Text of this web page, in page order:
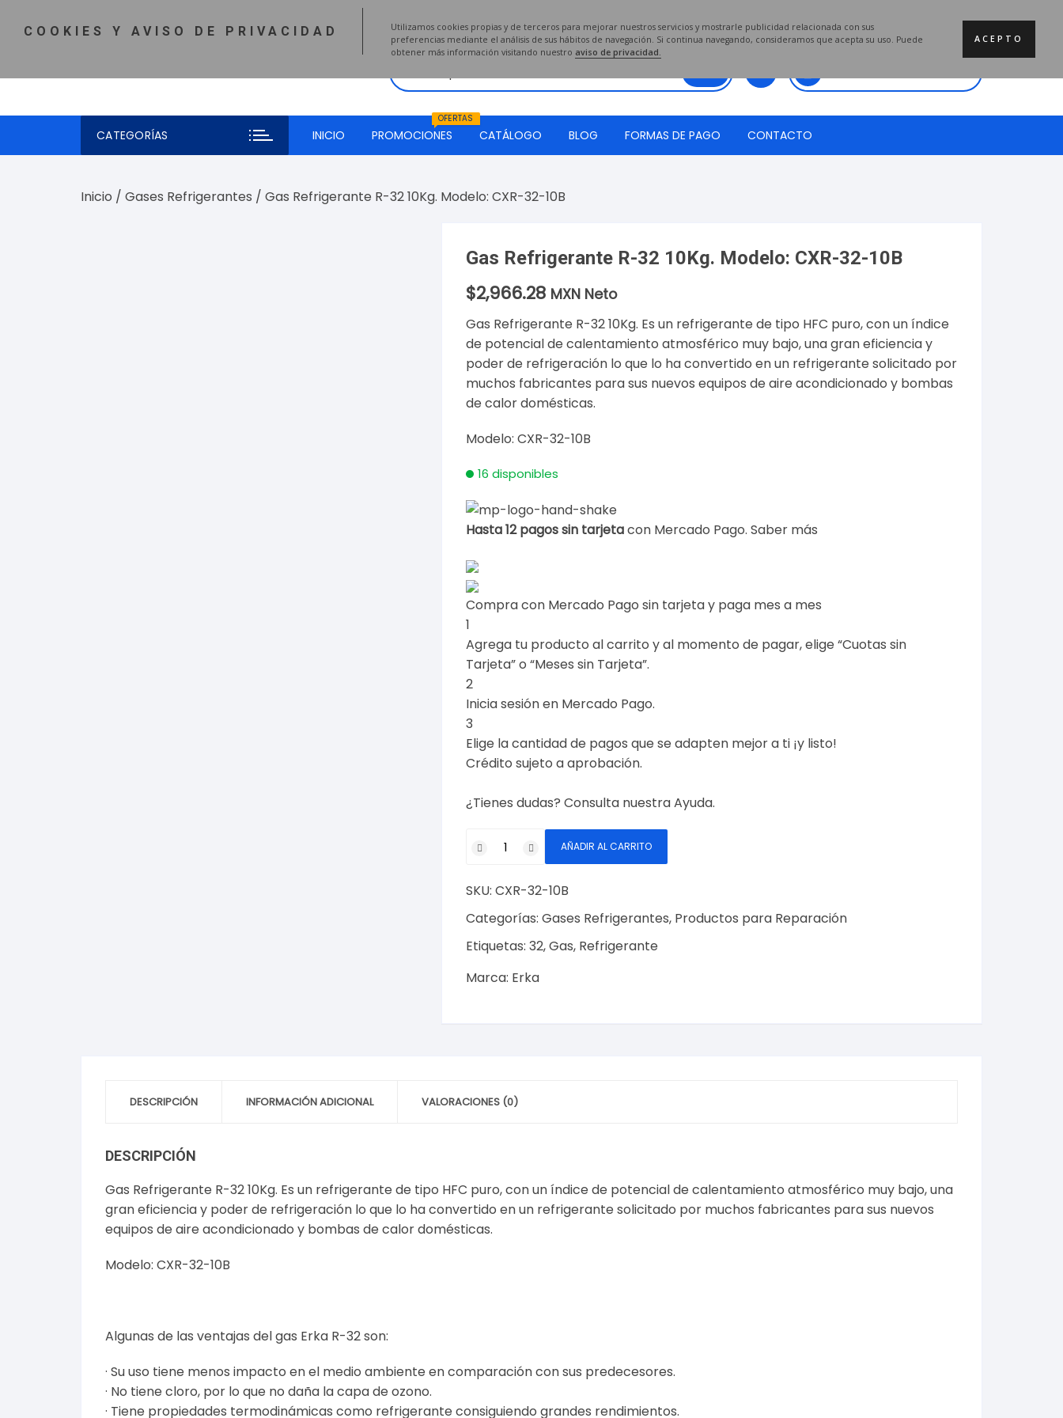
COOKIES Y AVISO DE PRIVACIDAD
Utilizamos cookies propias y de terceros para mejorar nuestros servicios y mostrarle publicidad relacionada con sus
preferencias mediante el análisis de sus hábitos de navegación. Si continua navegando, consideramos que acepta su uso. Puede
obtener más información visitando nuestro aviso de privacidad.
ACEPTO
CATEGORÍAS INICIO PROMOCIONES
OFERTAS
CATÁLOGO BLOG FORMAS DE PAGO CONTACTO
Inicio / Gases Refrigerantes / Gas Refrigerante R-32 10Kg. Modelo: CXR-32-10B
Gas Refrigerante R-32 10Kg. Modelo: CXR-32-10B
$2,966.28 MXN Neto
Gas Refrigerante R-32 10Kg. Es un refrigerante de tipo HFC puro, con un índice
de potencial de calentamiento atmosférico muy bajo, una gran eficiencia y
poder de refrigeración lo que lo ha convertido en un refrigerante solicitado por
muchos fabricantes para sus nuevos equipos de aire acondicionado y bombas
de calor domésticas.
Modelo: CXR-32-10B
16 disponibles
Hasta 12 pagos sin tarjetacon Mercado Pago. Saber más
Compra con Mercado Pago sin tarjeta y paga mes a mes
1
Agrega tu producto al carrito y al momento de pagar, elige “Cuotas sin
Tarjeta” o “Meses sin Tarjeta”.
2
Inicia sesión en Mercado Pago.
3
Elige la cantidad de pagos que se adapten mejor a ti ¡y listo!
Crédito sujeto a aprobación.
¿Tienes dudas? Consulta nuestraAyuda.
Refrigerante
32
10Kg.
CXR-
32-
AÑADIR AL CARRITO
SKU: CXR-32-10B
Categorías: Gases Refrigerantes, Productos para Reparación
Etiquetas: 32,Gas, Refrigerante
Marca: Erka
DESCRIPCIÓN INFORMACIÓN ADICIONAL VALORACIONES (0)
DESCRIPCIÓN
Gas Refrigerante R-32 10Kg. Es un refrigerante de tipo HFC puro, con un índice de potencial de calentamiento atmosférico muy bajo, una
gran eficiencia y poder de refrigeración lo que lo ha convertido en un refrigerante solicitado por muchos fabricantes para sus nuevos
equipos de aire acondicionado y bombas de calor domésticas.
Modelo: CXR-32-10B
Algunas de las ventajas del gas Erka R-32 son:
· Su uso tiene menos impacto en el medio ambiente en comparación con sus predecesores.
· No tiene cloro, por lo que no daña la capa de ozono.
· Tiene propiedades termodinámicas como refrigerante consiguiendo grandes rendimientos.